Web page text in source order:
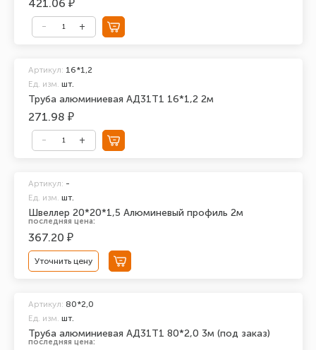
421.06 ₽
Труба алюминиевая АД31Т1 16*1,2 2м
Артикул: 16*1,2
Ед. изм. шт.
271.98 ₽
Швеллер 20*20*1,5 Алюминевый профиль 2м
Артикул: -
Ед. изм. шт.
последняя цена:
367.20 ₽
Уточнить цену
Труба алюминиевая АД31Т1 80*2,0 3м (под заказ)
Артикул: 80*2,0
Ед. изм. шт.
последняя цена: